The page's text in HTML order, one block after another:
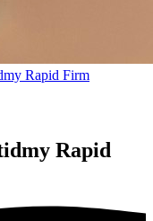
Rapid Firm
Rapid